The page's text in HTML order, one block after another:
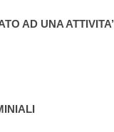
AD UNA ATTIVITA’